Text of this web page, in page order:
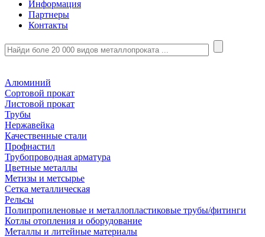
Информация
Партнеры
Контакты
Алюминий
Сортовой прокат
Листовой прокат
Трубы
Нержавейка
Качественные стали
Профнастил
Трубопроводная арматура
Цветные металлы
Метизы и метсырье
Сетка металлическая
Рельсы
Полипропиленовые и металлопластиковые трубы/фитинги
Котлы отопления и оборудование
Металлы и литейные материалы